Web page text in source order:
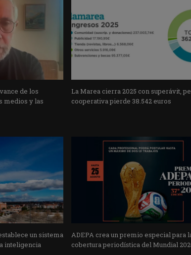
de los
medios y las
La Marea cierra 2025 con superávit,
cooperativa pierde 38.542 euros
un sistema
inteligencia
ADEPA crea un premio especial para
cobertura periodística del Mundial